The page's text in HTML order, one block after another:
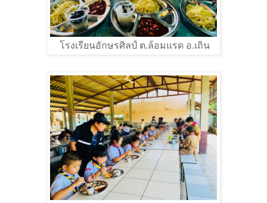
โรงเรียนอักษรศิลป์ ต.ล้อมแรด อ.เถิน